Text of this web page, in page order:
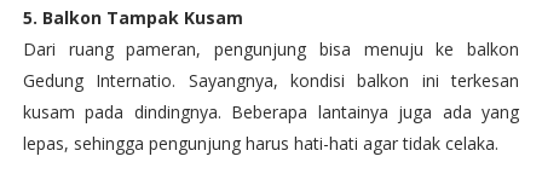
5. Balkon Tampak Kusam
Dari ruang pameran, pengunjung bisa menuju ke balkon
Gedung Internatio. Sayangnya, kondisi balkon ini terkesan
kusam pada dindingnya. Beberapa lantainya juga ada yang
lepas, sehingga pengunjung harus hati-hati agar tidak celaka.